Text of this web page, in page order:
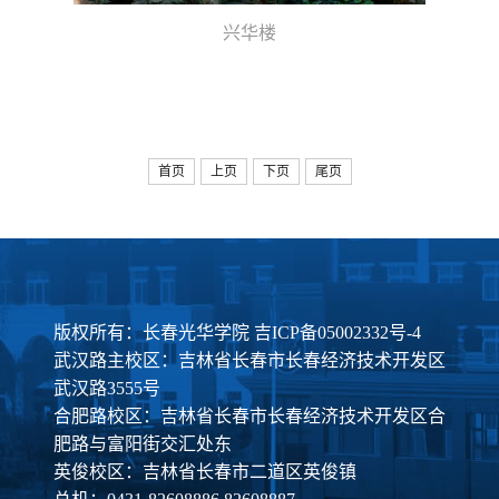
兴华楼
首页 上页 下页 尾页
版权所有：长春光华学院 吉ICP备05002332号-4
武汉路主校区：吉林省长春市长春经济技术开发区
武汉路3555号
合肥路校区：吉林省长春市长春经济技术开发区合
肥路与富阳街交汇处东
英俊校区：吉林省长春市二道区英俊镇